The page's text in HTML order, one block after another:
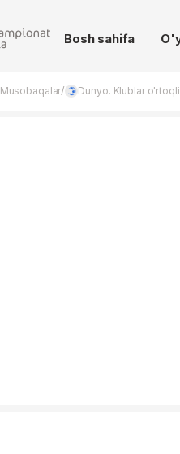
Bosh sahifa
Musobaqalar/ Dunyo. Klublar